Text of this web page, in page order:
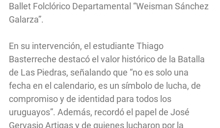
Ballet Folclórico Departamental “Weisman Sánchez
Galarza”.
En su intervención, el estudiante Thiago
Basterreche destacó el valor histórico de la Batalla
de Las Piedras, señalando que “no es solo una
fecha en el calendario, es un símbolo de lucha, de
compromiso y de identidad para todos los
uruguayos”. Además, recordó el papel de José
Gervasio Artigas y de quienes lucharon por la